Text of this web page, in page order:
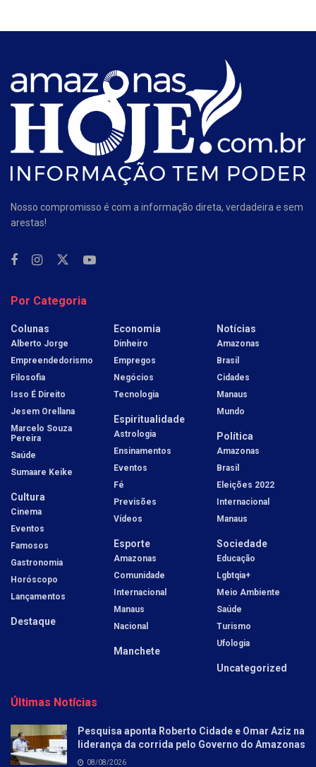
Nosso compromisso é com a informação direta, verdadeira e sem
arestas!
Por Categoria
Colunas
Alberto Jorge
Empreendedorismo
Filosofia
Isso É Direito
Jesem Orellana
Marcelo Souza
Pereira
Saúde
Sumaare Keike
Cultura
Cinema
Eventos
Famosos
Gastronomia
Horóscopo
Lançamentos
Destaque
Economia
Dinheiro
Empregos
Negócios
Tecnologia
Espiritualidade
Astrologia
Ensinamentos
Eventos
Fé
Previsões
Vídeos
Esporte
Amazonas
Comunidade
Internacional
Manaus
Nacional
Manchete
Notícias
Amazonas
Brasil
Cidades
Manaus
Mundo
Política
Amazonas
Brasil
Eleições 2022
Internacional
Manaus
Sociedade
Educação
Lgbtqia+
Meio Ambiente
Saúde
Turismo
Ufologia
Uncategorized
Últimas Notícias
Pesquisa aponta Roberto Cidade e Omar Aziz na
liderança da corrida pelo Governo do Amazonas
08/08/2026